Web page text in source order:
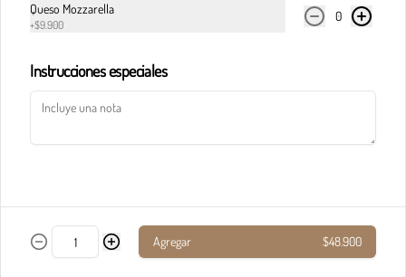
Pasta calderete pollo al pesto
Queso Mozzarella
+$9.900
0
Instrucciones especiales
Agregar $48.900